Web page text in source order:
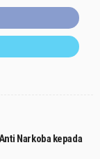
Narkoba kepada